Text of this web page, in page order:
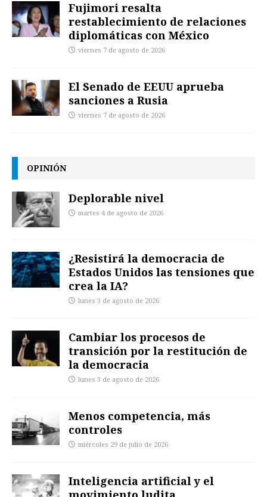
Fujimori resalta
restablecimiento de relaciones
diplomáticas con México
viernes 7 de agosto de 2026
El Senado de EEUU aprueba
sanciones a Rusia
viernes 7 de agosto de 2026
OPINIÓN
Deplorable nivel
martes 4 de agosto de 2026
¿Resistirá la democracia de
Estados Unidos las tensiones que
crea la IA?
lunes 3 de agosto de 2026
Cambiar los procesos de
transición por la restitución de
la democracia
lunes 3 de agosto de 2026
Menos competencia, más
controles
miércoles 29 de julio de 2026
Inteligencia artificial y el